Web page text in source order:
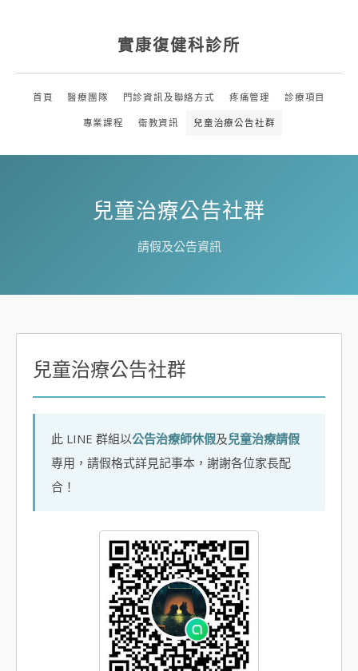
實康復健科診所
首頁 醫療團隊 門診資訊及聯絡方式 疼痛管理 診療項目
專業課程 衛教資訊 兒童治療公告社群
兒童治療公告社群
請假及公告資訊
兒童治療公告社群
此 LINE 群組以公告治療師休假及兒童治療請假
專用，請假格式詳見記事本，謝謝各位家長配
合！